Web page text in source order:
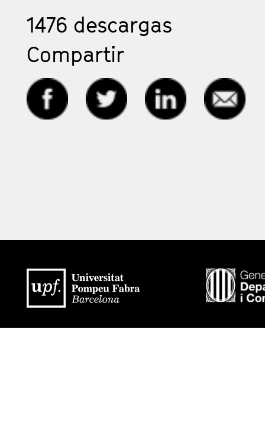
1476 descargas
Compartir